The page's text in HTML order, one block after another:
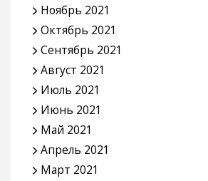
Ноябрь 2021
Октябрь 2021
Сентябрь 2021
Август 2021
Июль 2021
Июнь 2021
Май 2021
Апрель 2021
Март 2021